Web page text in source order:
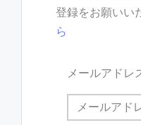
登録をお願いい
ら
メールアドレ